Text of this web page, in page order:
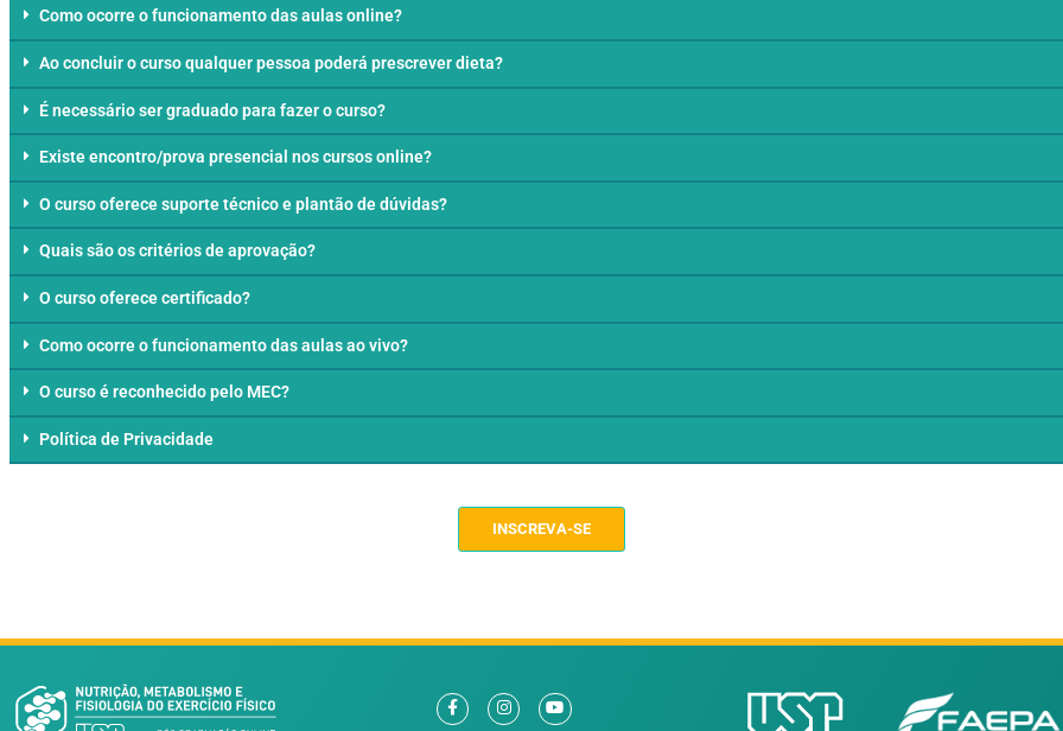
Como serão apuradas frequência e notas?
Como ocorre o funcionamento das aulas online?
Ao concluir o curso qualquer pessoa poderá prescrever dieta?
É necessário ser graduado para fazer o curso?
Existe encontro/prova presencial nos cursos online?
O curso oferece suporte técnico e plantão de dúvidas?
Quais são os critérios de aprovação?
O curso oferece certificado?
Como ocorre o funcionamento das aulas ao vivo?
Política de Privacidade